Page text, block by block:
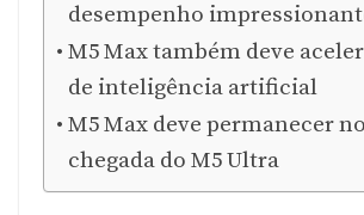
desempenho
M5 Max também deve
de inteligência artificial
M5 Max deve permanecer
chegada do M5 Ultra